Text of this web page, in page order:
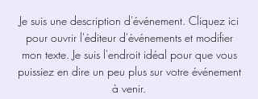
Je suis une description d'événement. Cliquez ici
pour ouvrir l'éditeur d'événements et modifier
mon texte. Je suis l'endroit idéal pour que vous
puissiez en dire un peu plus sur votre événement